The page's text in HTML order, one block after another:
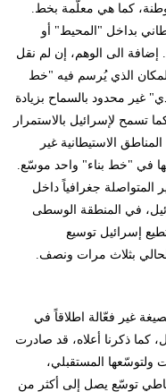
كما هي معلّمة بخط.
بداخل "المحيط" أو
إضافة الى الوهم، إن لم نقل
للمكان الذي يُرسم فيه "خط
غير محدود بالسماح بزيادة
تسمح لإسرائيل بالاستمرار
الاستيطانية غير
في "خط بناء" واحد موسّع.
المتواصلة جغرافياً داخل
في المنطقة الوسطى
إسرائيل توسيع
بثلاث مرات ونصف.
غير فعّالة اطلاقاً في
كما ذكرنا أعلاه، قد صادرت
ولتوسّعها المستقبلي،
توسّع يصل إلى أكثر من